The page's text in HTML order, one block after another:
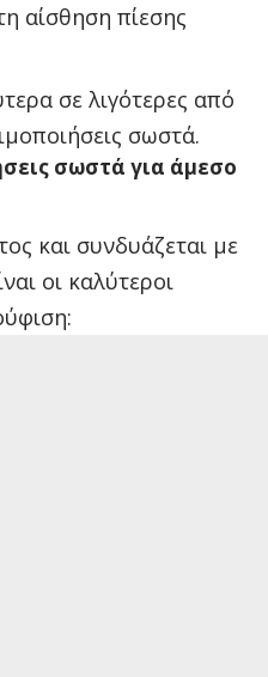
αίσθηση πίεσης
σε λιγότερες από
σωστά.
σωστά για άμεσο
και συνδυάζεται με
οι καλύτεροι